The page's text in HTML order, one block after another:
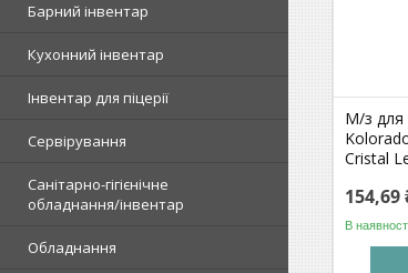
Барний інвентар
Кухонний інвентар
Інвентар для піцерії
Сервірування
Санітарно-гігієнічне
обладнання/інвентар
Обладнання
М/з для
Cristal
154,69
В